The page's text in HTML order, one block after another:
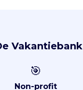
Vakantiebank
🎯
Non-profit